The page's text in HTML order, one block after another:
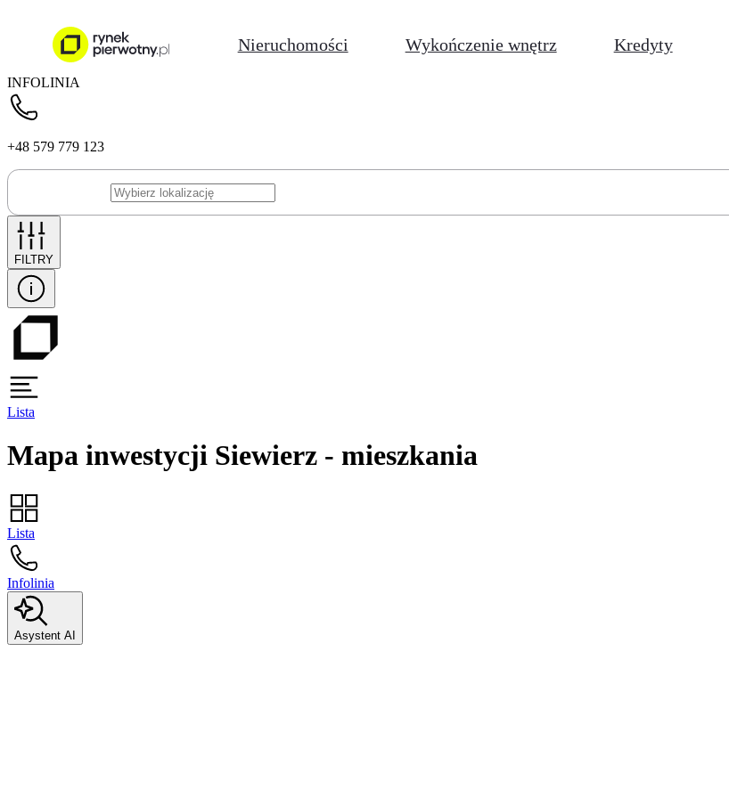
Nieruchomości Wykończenie wnętrz Kredyty
INFOLINIA
+48 579 779 123
FILTRY
Lista
Mapa inwestycji Siewierz - mieszkania
Lista
Infolinia
Asystent AI